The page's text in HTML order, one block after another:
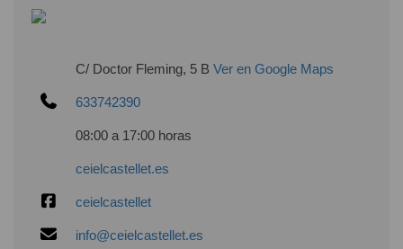
C/ Doctor Fleming, 5 B Ver en Google Maps
633742390
08:00 a 17:00 horas
ceielcastellet.es
ceielcastellet
info@ceielcastellet.es